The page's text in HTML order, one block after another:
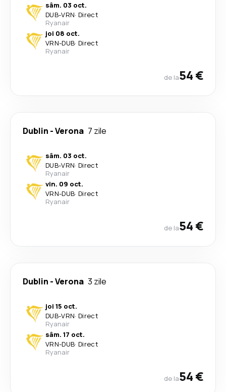
sâm. 03 oct.
DUB-VRN· Direct
Ryanair
joi 08 oct.
VRN-DUB· Direct
Ryanair
de la54 €
Dublin -Verona 7 zile
sâm. 03 oct.
DUB-VRN· Direct
Ryanair
vin. 09 oct.
VRN-DUB· Direct
Ryanair
de la54 €
Dublin -Verona 3 zile
joi 15 oct.
DUB-VRN· Direct
Ryanair
sâm. 17 oct.
VRN-DUB· Direct
Ryanair
de la54 €